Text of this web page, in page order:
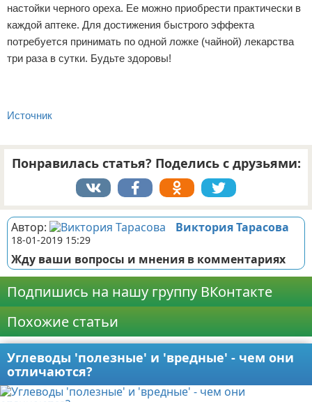
настойки черного ореха. Ее можно приобрести практически в
каждой аптеке. Для достижения быстрого эффекта
потребуется принимать по одной ложке (чайной) лекарства
три раза в сутки. Будьте здоровы!
Источник
Понравилась статья? Поделись с друзьями:
Автор: Виктория Тарасова
18-01-2019 15:29
Жду ваши вопросы и мнения в комментариях
Подпишись на нашу группу ВКонтакте
Похожие статьи
Углеводы 'полезные' и 'вредные' - чем они
отличаются?